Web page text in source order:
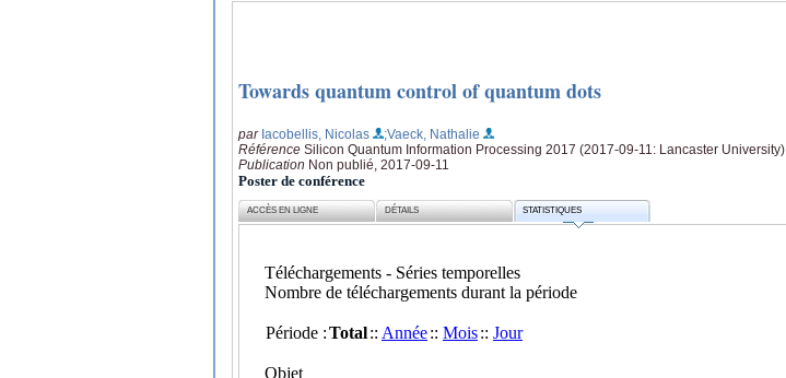
Towards quantum control of quantum dots
par Iacobellis, Nicolas
;Vaeck, Nathalie
Référence Silicon Quantum Information Processing 2017 (2017-09-11: Lancaster University)
Publication Non publié, 2017-09-11
Poster de conférence
ACCÈS EN LIGNE DÉTAILS STATISTIQUES